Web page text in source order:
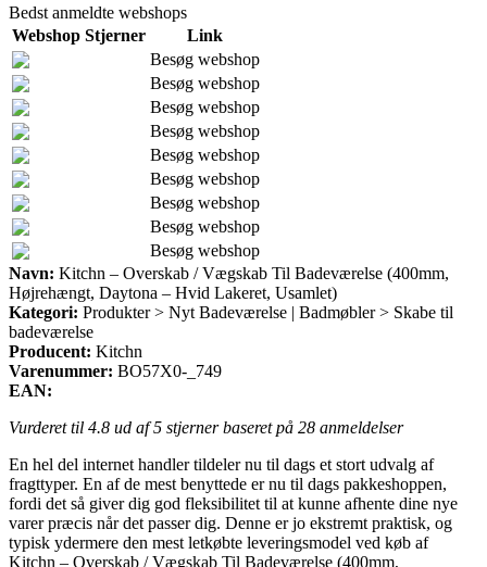
Bedst anmeldte webshops
Webshop Stjerner
Link
Besøg webshop
Besøg webshop
Besøg webshop
Besøg webshop
Besøg webshop
Besøg webshop
Besøg webshop
Besøg webshop
Besøg webshop
Navn: Kitchn – Overskab / Vægskab Til Badeværelse (400mm,
Højrehængt, Daytona – Hvid Lakeret, Usamlet)
Kategori: Produkter > Nyt Badeværelse | Badmøbler > Skabe til
badeværelse
Producent: Kitchn
Varenummer: BO57X0-_749
EAN:
Vurderet til 4.8 ud af 5 stjerner baseret på 28 anmeldelser
En hel del internet handler tildeler nu til dags et stort udvalg af
fragttyper. En af de mest benyttede er nu til dags pakkeshoppen,
fordi det så giver dig god fleksibilitet til at kunne afhente dine nye
varer præcis når det passer dig. Denne er jo ekstremt praktisk, og
typisk ydermere den mest letkøbte leveringsmodel ved køb af
Kitchn – Overskab / Vægskab Til Badeværelse (400mm,